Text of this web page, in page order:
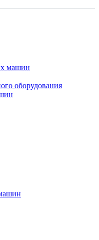
машин
оборудования